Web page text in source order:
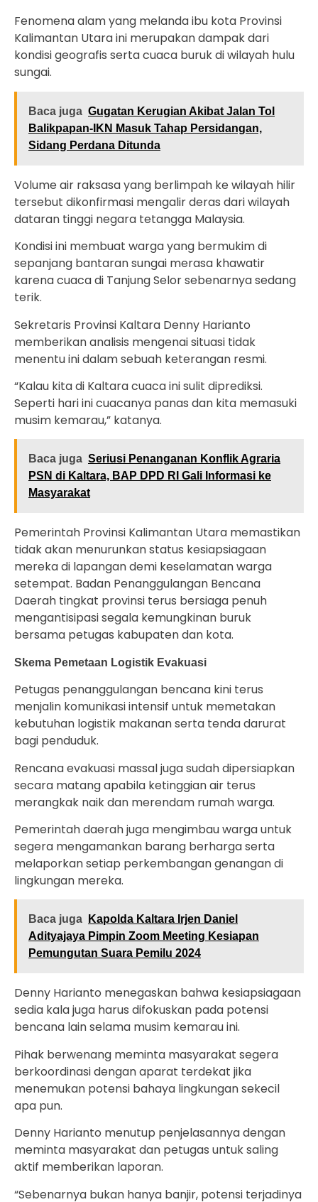
Fenomena alam yang melanda ibu kota Provinsi
Kalimantan Utara ini merupakan dampak dari
kondisi geografis serta cuaca buruk di wilayah hulu
sungai.
Baca juga Gugatan Kerugian Akibat Jalan Tol
Balikpapan-IKN Masuk Tahap Persidangan,
Sidang Perdana Ditunda
Volume air raksasa yang berlimpah ke wilayah hilir
tersebut dikonfirmasi mengalir deras dari wilayah
dataran tinggi negara tetangga Malaysia.
Kondisi ini membuat warga yang bermukim di
sepanjang bantaran sungai merasa khawatir
karena cuaca di Tanjung Selor sebenarnya sedang
terik.
Sekretaris Provinsi Kaltara Denny Harianto
memberikan analisis mengenai situasi tidak
menentu ini dalam sebuah keterangan resmi.
“Kalau kita di Kaltara cuaca ini sulit diprediksi.
Seperti hari ini cuacanya panas dan kita memasuki
musim kemarau,” katanya.
Baca juga Seriusi Penanganan Konflik Agraria
PSN di Kaltara, BAP DPD RI Gali Informasi ke
Masyarakat
Pemerintah Provinsi Kalimantan Utara memastikan
tidak akan menurunkan status kesiapsiagaan
mereka di lapangan demi keselamatan warga
setempat. Badan Penanggulangan Bencana
Daerah tingkat provinsi terus bersiaga penuh
mengantisipasi segala kemungkinan buruk
bersama petugas kabupaten dan kota.
Skema Pemetaan Logistik Evakuasi
Petugas penanggulangan bencana kini terus
menjalin komunikasi intensif untuk memetakan
kebutuhan logistik makanan serta tenda darurat
bagi penduduk.
Rencana evakuasi massal juga sudah dipersiapkan
secara matang apabila ketinggian air terus
merangkak naik dan merendam rumah warga.
Pemerintah daerah juga mengimbau warga untuk
segera mengamankan barang berharga serta
melaporkan setiap perkembangan genangan di
lingkungan mereka.
Baca juga
Kapolda Kaltara Irjen Daniel
Adityajaya Pimpin Zoom Meeting Kesiapan
Pemungutan Suara Pemilu 2024
Denny Harianto menegaskan bahwa kesiapsiagaan
sedia kala juga harus difokuskan pada potensi
bencana lain selama musim kemarau ini.
Pihak berwenang meminta masyarakat segera
berkoordinasi dengan aparat terdekat jika
menemukan potensi bahaya lingkungan sekecil
apa pun.
Denny Harianto menutup penjelasannya dengan
meminta masyarakat dan petugas untuk saling
aktif memberikan laporan.
“Sebenarnya bukan hanya banjir, potensi terjadinya